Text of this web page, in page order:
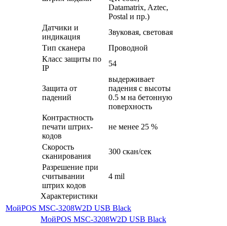
Datamatrix, Aztec,
Postal и пр.)
Датчики и
индикация
Звуковая, световая
Тип сканера
Проводной
Класс защиты по
IP
54
Защита от
падений
выдерживает
падения с высоты
0.5 м на бетонную
поверхность
Контрастность
печати штрих-
кодов
не менее 25 %
Скорость
сканирования
300 скан/сек
Разрешение при
считывании
штрих кодов
4 mil
Характеристики
МойPOS MSC-3208W2D USB Black
МойPOS MSC-3208W2D USB Black